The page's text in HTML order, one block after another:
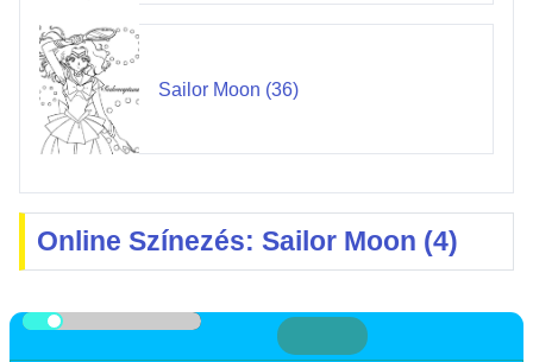
Sailor Moon (36)
Online Színezés: Sailor Moon (4)